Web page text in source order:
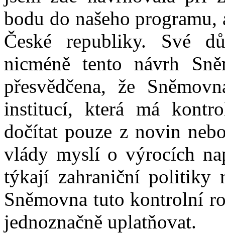
bodu do našeho
České republiky. Své
nicméně tento návrh
přesvědčena, že
institucí, která má
dočítat pouze z novin
vlády myslí o výrocích
týkají zahraniční politiky
Sněmovna tuto kontrolní
jednoznačně uplatňovat.